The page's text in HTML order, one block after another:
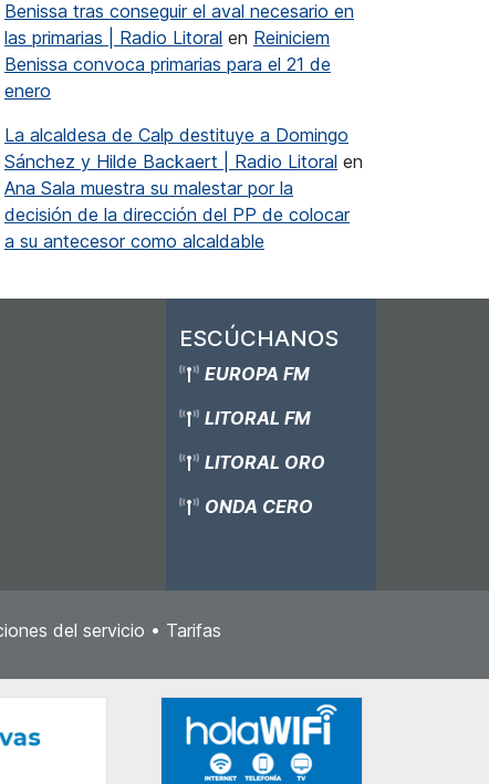
Benissa tras conseguir el aval necesario en
las primarias | Radio Litoral en Reiniciem
Benissa convoca primarias para el 21 de
enero
La alcaldesa de Calp destituye a Domingo
Sánchez y Hilde Backaert | Radio Litoral en
Ana Sala muestra su malestar por la
decisión de la dirección del PP de colocar
a su antecesor como alcaldable
ESCÚCHANOS
EUROPA FM
LITORAL FM
LITORAL ORO
ONDA CERO
del servicio • Tarifas